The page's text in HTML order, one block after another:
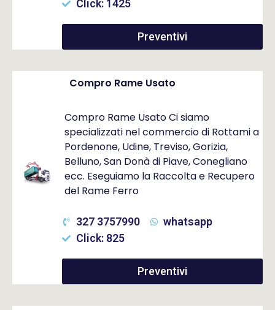
Click: 1425
Preventivi
Compro Rame Usato
Compro Rame Usato Ci siamo
specializzati nel commercio di Rottami a
Pordenone, Udine, Treviso, Gorizia,
Belluno, San Donà di Piave, Conegliano
ecc. Eseguiamo la Raccolta e Recupero
del Rame Ferro
327 3757990
whatsapp
Click: 825
Preventivi